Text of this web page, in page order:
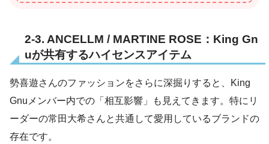
2-3. ANCELLM / MARTINE ROSE：King Gn
uが共有するハイセンスアイテム
勢喜遊さんのファッションをさらに深掘りすると、King
Gnuメンバー内での「相互影響」も見えてきます。特にリ
ーダーの常田大希さんと共通して愛用しているブランドの
存在です。